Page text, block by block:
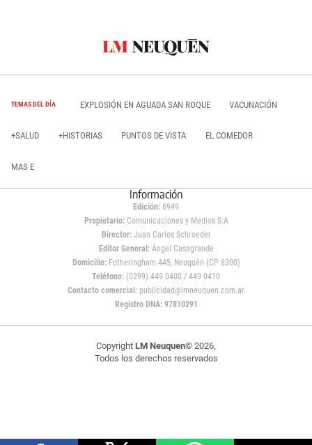
TEMAS DEL DÍA EXPLOSIÓN EN AGUADA SAN ROQUE VACUNACIÓN
+SALUD +HISTORIAS PUNTOS DE VISTA EL COMEDOR
MAS E
Información
Edición: 6949
Propietario:Comunicaciones y Medios S.A
Director: Juan Carlos Schroeder
Editor General:Ángel Casagrande
Domicilio:Fotheringham 445, Neuquén (CP 8300)
Teléfono: (0299) 449 0400 / 449 0410
Contacto comercial: publicidad@lmneuquen.com.ar
Registro DNA: 97810291
Copyright LM Neuquen© 2026,
Todos los derechos reservados